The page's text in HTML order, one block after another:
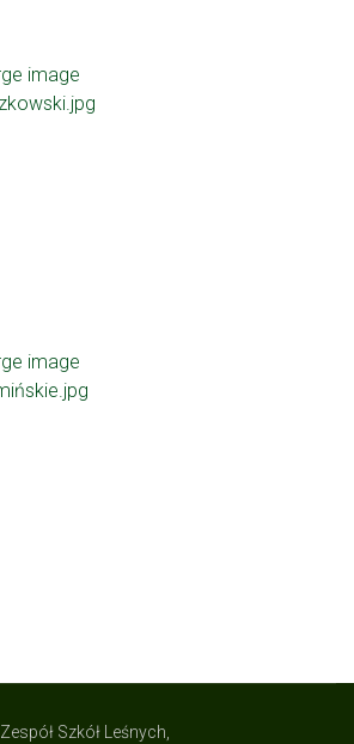
Zespół Szkół Leśnych,